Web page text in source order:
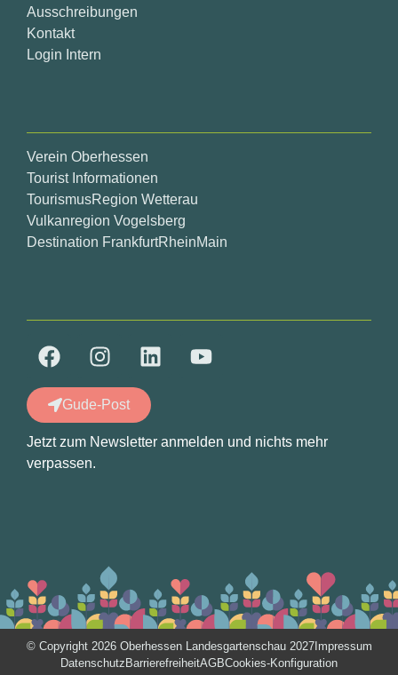
Ausschreibungen
Kontakt
Login Intern
Verein Oberhessen
Tourist Informationen
TourismusRegion Wetterau
Vulkanregion Vogelsberg
Destination FrankfurtRheinMain
Gude-Post
Jetzt zum Newsletter anmelden und nichts mehr
verpassen.
© Copyright 2026 Oberhessen Landesgartenschau 2027Impressum
Datenschutz BarrierefreiheitAGBCookies-Konfiguration